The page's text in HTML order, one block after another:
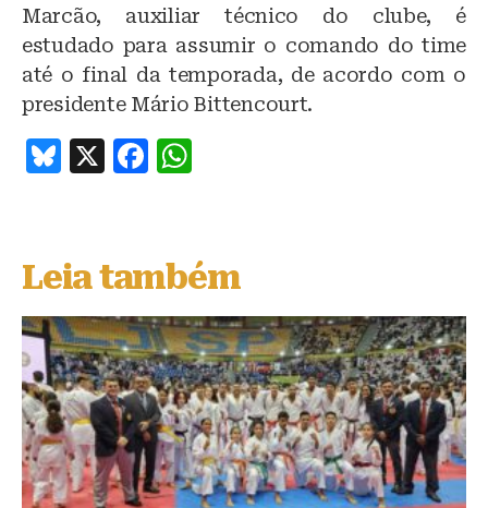
Marcão, auxiliar técnico do clube, é
estudado para assumir o comando do time
até o final da temporada, de acordo com o
presidente Mário Bittencourt.
B
s
k
y
X
F
e
b
o
o
k
s
A
p
p
Leia também